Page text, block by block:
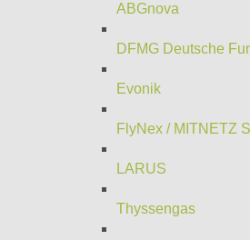
ABGnova
DFMG Deutsche
Evonik
FlyNex / MITNETZ
LARUS
Thyssengas